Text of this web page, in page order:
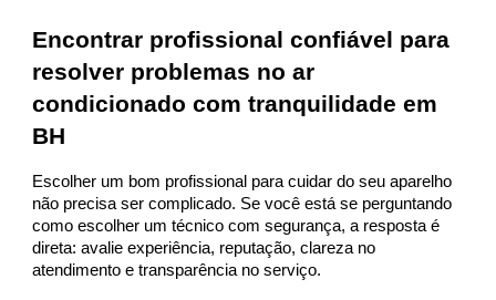
Encontrar profissional confiável para
resolver problemas no ar
condicionado com tranquilidade em
BH
Escolher um bom profissional para cuidar do seu aparelho
não precisa ser complicado. Se você está se perguntando
como escolher um técnico com segurança, a resposta é
direta: avalie experiência, reputação, clareza no
atendimento e transparência no serviço.